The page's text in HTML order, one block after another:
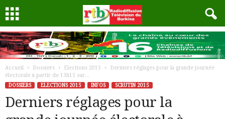
Accueil Dossiers Elections 2015
Derniers réglages pour la grande journée
électorale à partir de 13h15 sur...
DOSSIERS
ELECTIONS 2015 INFOS SCRUTIN 2015
Derniers réglages pour la